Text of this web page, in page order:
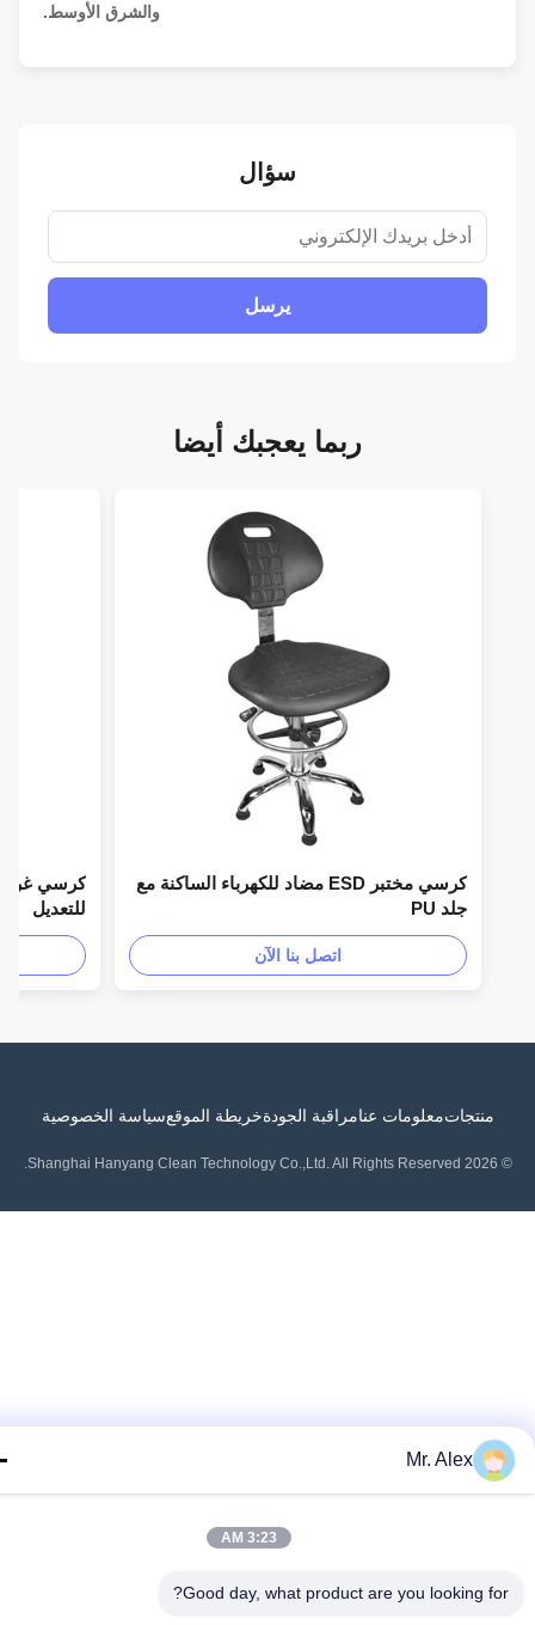
والشرق الأوسط.
سؤال
يرسل
ربما يعجبك أيضا
كرسي مختبر ESD مضاد للكهرباء الساكنة مع
اتصل بنا الآن
للتعديل
منتجاتمعلومات عنامراقبة الجودةخريطة الموقعسياسة الخصوصية
Mr. Alex
3:23 AM
Good day, what product are you looking